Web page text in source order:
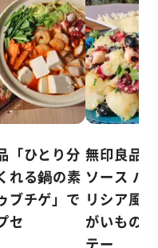
「ひとり分
れる鍋の素
ブチゲ」で
セ
無印良品
ソース バ
リシア風
がいもの
テー